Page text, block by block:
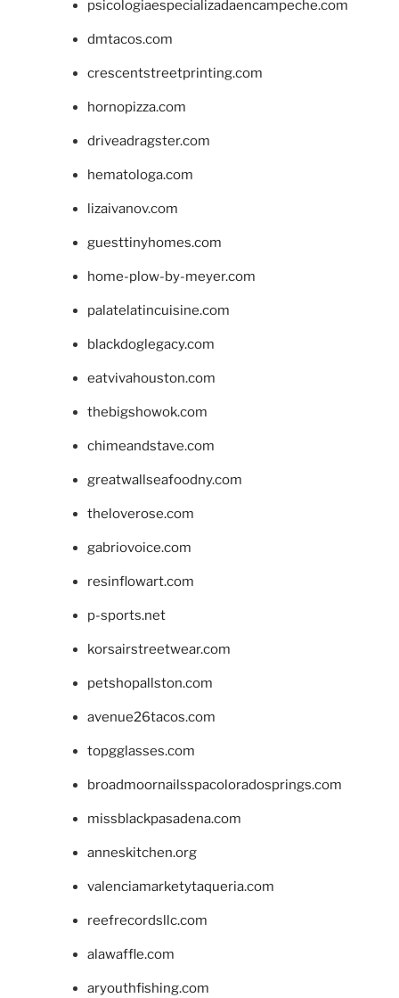
psicologiaespecializadaencampeche.com
dmtacos.com
crescentstreetprinting.com
hornopizza.com
driveadragster.com
hematologa.com
lizaivanov.com
guesttinyhomes.com
home-plow-by-meyer.com
palatelatincuisine.com
blackdoglegacy.com
eatvivahouston.com
thebigshowok.com
chimeandstave.com
greatwallseafoodny.com
theloverose.com
gabriovoice.com
resinflowart.com
p-sports.net
korsairstreetwear.com
petshopallston.com
avenue26tacos.com
topgglasses.com
broadmoornailsspacoloradosprings.com
missblackpasadena.com
anneskitchen.org
valenciamarketytaqueria.com
reefrecordsllc.com
alawaffle.com
aryouthfishing.com